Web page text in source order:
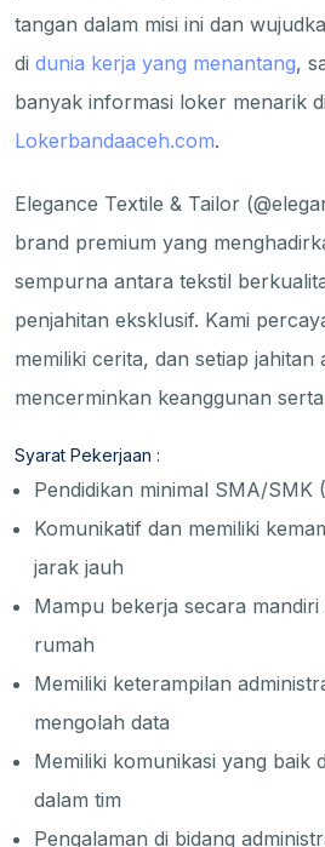
tangan dalam misi ini dan
di dunia kerja yang menantang,
banyak informasi loker menarik di
Lokerbandaaceh.com.
Elegance Textile & Tailor
brand premium yang
sempurna antara tekstil
penjahitan eksklusif. Kami
memiliki cerita, dan setiap jahitan
mencerminkan keanggunan
Syarat Pekerjaan :
Pendidikan minimal SMA/SMK
Komunikatif dan memiliki
jarak jauh
Mampu bekerja secara mandiri
rumah
Memiliki keterampilan
mengolah data
Memiliki komunikasi yang baik
dalam tim
Pengalaman di bidang